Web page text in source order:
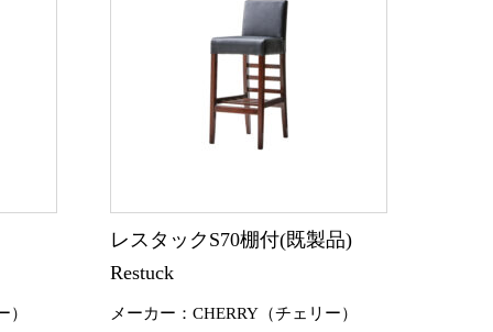
）
レスタックS70棚付(既製品)
Restuck
メーカー：CHERRY（チェリー）